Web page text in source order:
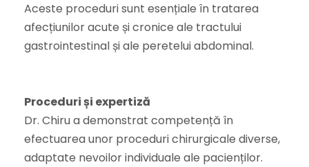
Aceste proceduri sunt esențiale în tratarea
afecțiunilor acute și cronice ale tractului
gastrointestinal și ale peretelui abdominal.
Proceduri și expertiză
Dr. Chiru a demonstrat competență în
efectuarea unor proceduri chirurgicale diverse,
adaptate nevoilor individuale ale pacienților.